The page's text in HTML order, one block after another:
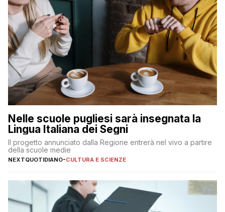
Nelle scuole pugliesi sarà insegnata la
Lingua Italiana dei Segni
Il progetto annunciato dalla Regione entrerà nel vivo a partire
della scuole medie
NEXTQUOTIDIANO-CULTURA E SCIENZE